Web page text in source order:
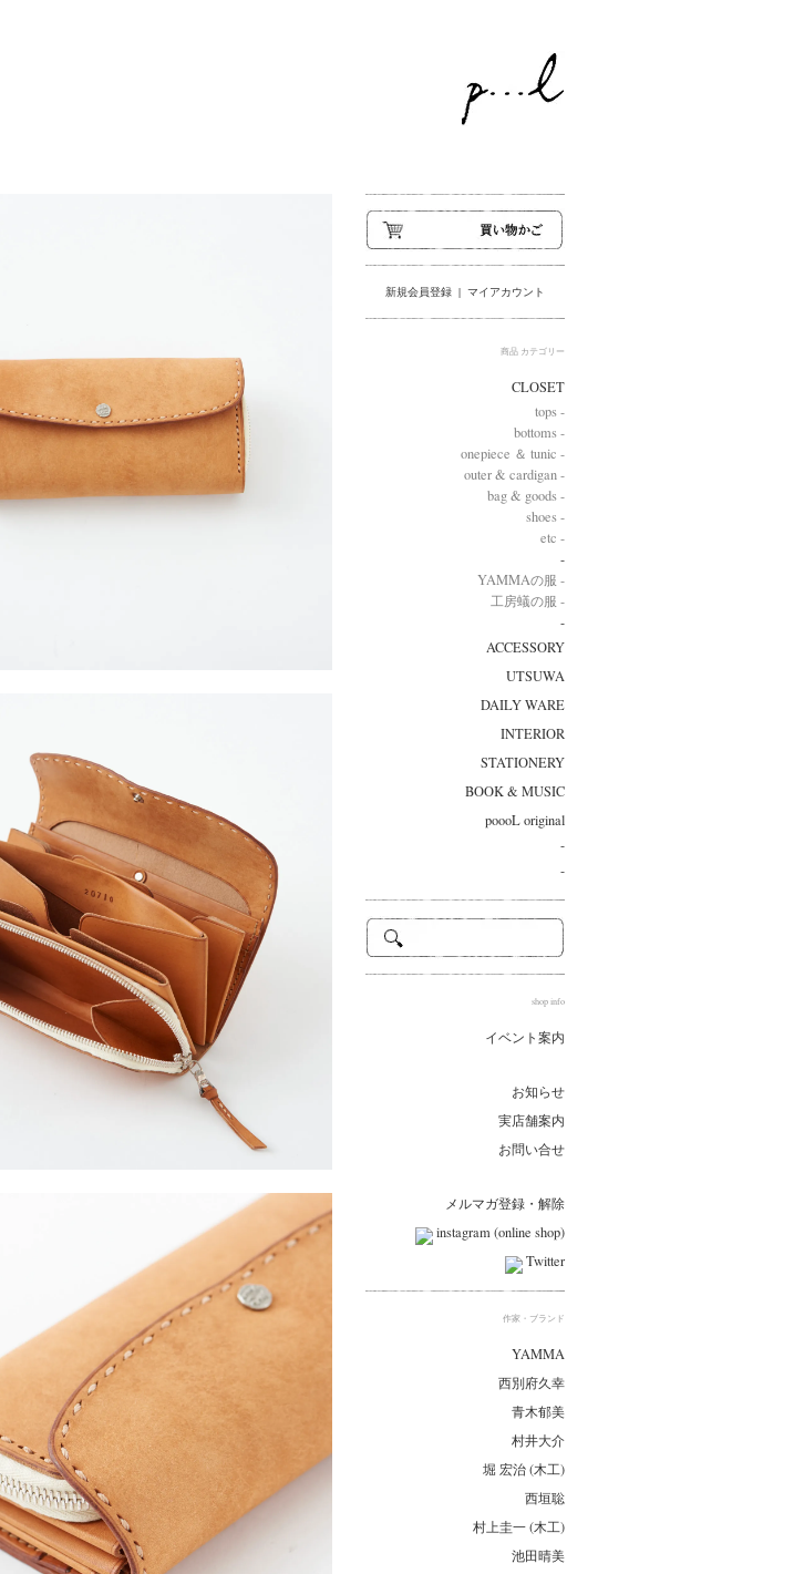
新規会員登録 | マイアカウント
商品 カテゴリー
CLOSET
tops -
bottoms -
onepiece ＆ tunic -
outer & cardigan -
bag & goods -
shoes -
etc -
-
YAMMAの服 -
工房蟻の服 -
-
ACCESSORY
UTSUWA
DAILY WARE
INTERIOR
STATIONERY
BOOK & MUSIC
poooL original
-
-
shop info
イベント案内
お知らせ
実店舗案内
お問い合せ
メルマガ登録・解除
instagram (online shop)
Twitter
作家・ブランド
YAMMA
西別府久幸
青木郁美
村井大介
堀 宏治 (木工)
西垣聡
村上圭一 (木工)
池田晴美